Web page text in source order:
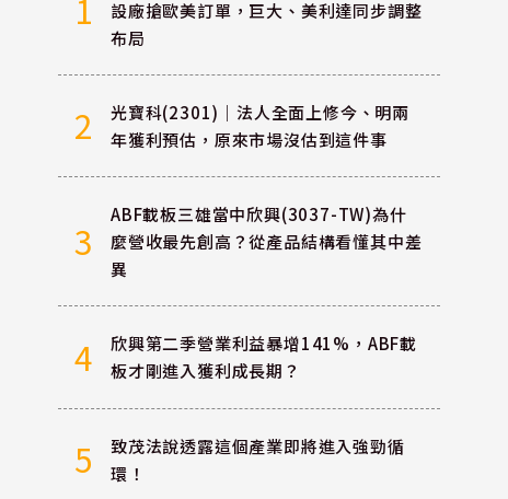
設廠搶歐美訂單，巨大、美利達同步調整
布局
2
光寶科(2301)｜法人全面上修今、明兩
年獲利預估，原來市場沒估到這件事
3
ABF載板三雄當中欣興(3037-TW)為什
麼營收最先創高？從產品結構看懂其中差
異
4
欣興第二季營業利益暴增141%，ABF載
板才剛進入獲利成長期？
5
致茂法說透露這個產業即將進入強勁循
環！